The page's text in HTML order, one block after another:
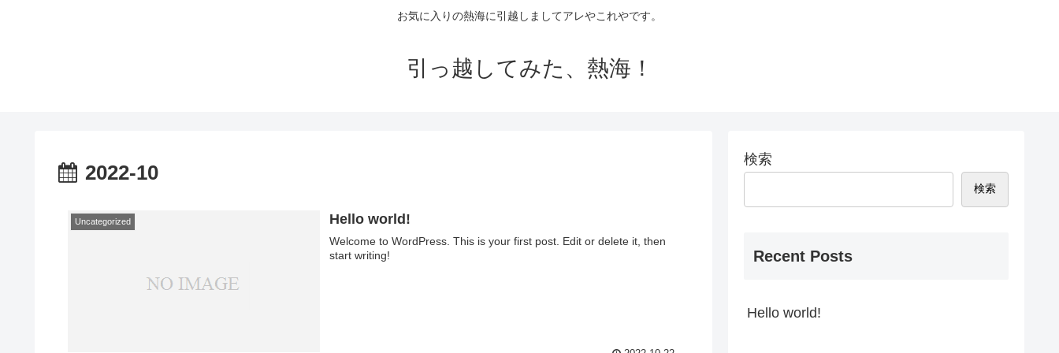
お気に入りの熱海に引越しましてアレやこれやです。
引っ越してみた、熱海！
2022-10
Uncategorized Hello world!
Welcome to WordPress. This is your first post. Edit or delete it, then
start writing!
検索
検索
Recent Posts
Hello world!